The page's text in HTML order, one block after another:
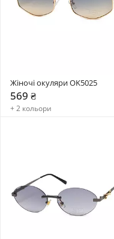
Жіночі окуляри OK5025
569 ₴
+ 2 кольори